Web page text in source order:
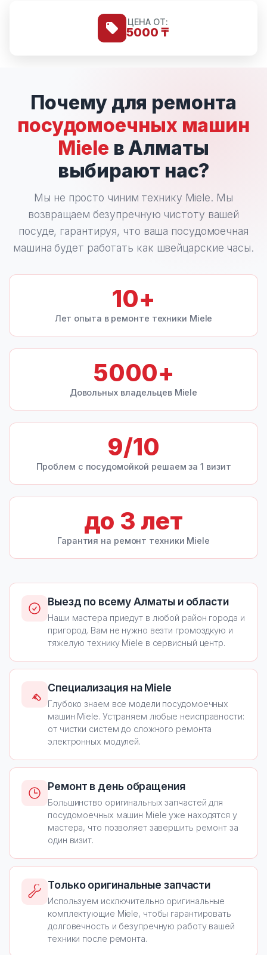
ЦЕНА ОТ:
5000 ₸
Почему для ремонта
посудомоечных машин
Miele в Алматы
выбирают нас?
Мы не просто чиним технику Miele. Мы
возвращаем безупречную чистоту вашей
посуде, гарантируя, что ваша посудомоечная
машина будет работать как швейцарские часы.
10+
Лет опыта в ремонте техники Miele
5000+
Довольных владельцев Miele
9/10
Проблем с посудомойкой решаем за 1 визит
до 3 лет
Гарантия на ремонт техники Miele
Выезд по всему Алматы и области
Наши мастера приедут в любой район города и
пригород. Вам не нужно везти громоздкую и
тяжелую технику Miele в сервисный центр.
Специализация на Miele
Глубоко знаем все модели посудомоечных
машин Miele. Устраняем любые неисправности:
от чистки систем до сложного ремонта
электронных модулей.
Ремонт в день обращения
Большинство оригинальных запчастей для
посудомоечных машин Miele уже находятся у
мастера, что позволяет завершить ремонт за
один визит.
Только оригинальные запчасти
Используем исключительно оригинальные
комплектующие Miele, чтобы гарантировать
долговечность и безупречную работу вашей
техники после ремонта.